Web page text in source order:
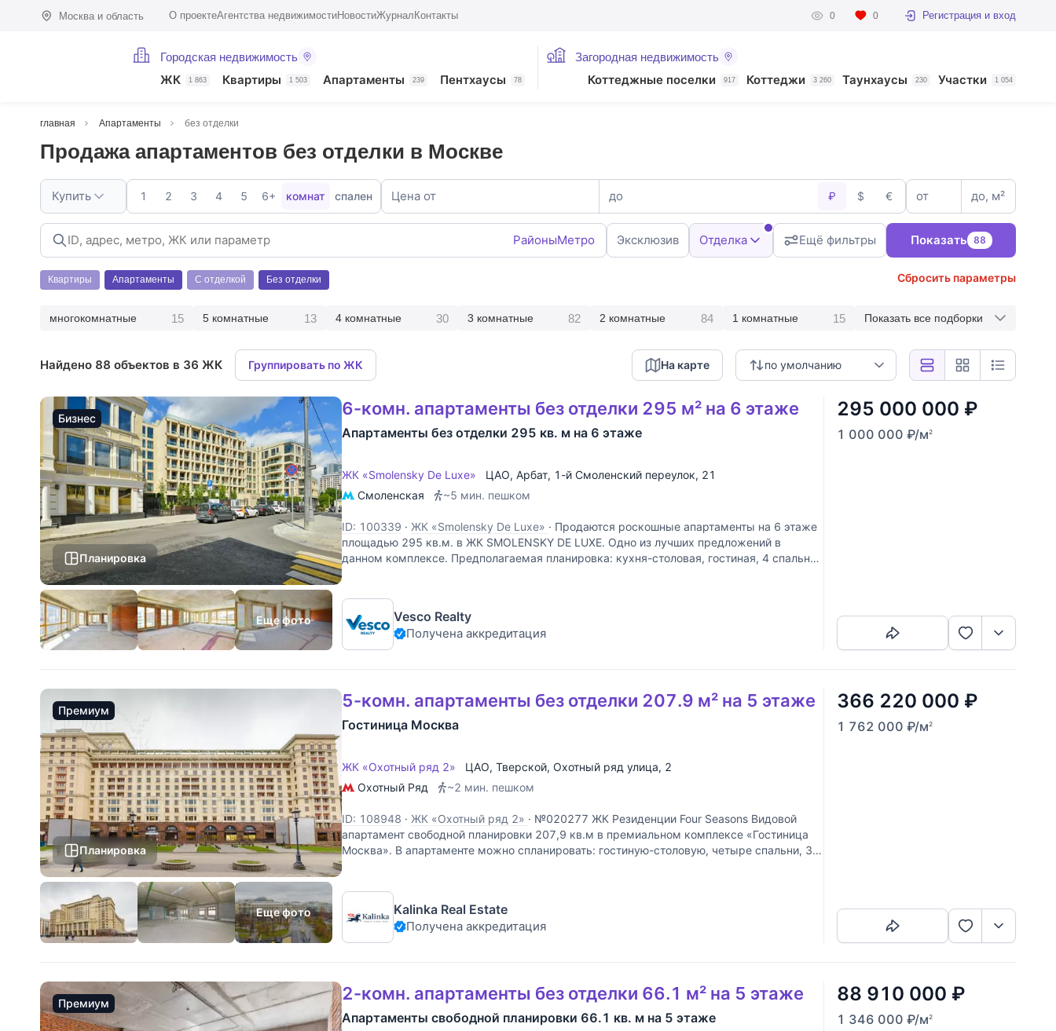
Москва и область О проектеАгентства недвижимостиНовостиЖурнал Контакты 0 0 Регистрация и вход
Городская недвижимость
ЖК 1 863 Квартиры 1 503 Апартаменты 239 Пентхаусы 78
Загородная недвижимость
Коттеджные поселки 917 Коттеджи 3 260 Таунхаусы 230 Участки 1 054
главная Апартаменты без отделки
Продажа апартаментов без отделки в Москве
Купить 1 2 3 4 5 6+ комнат спален Цена от до ₽ $ € от до, м²
РайоныМетро Эксклюзив Отделка Ещё фильтры Показать 88
Квартиры Апартаменты С отделкой Без отделки Сбросить параметры
многокомнатные 15 5 комнатные 13 4 комнатные 30 3 комнатные 82 2 комнатные 84 1 комнатные 15 Показать все подборки
Найдено 88 объектов в 36 ЖК Группировать по ЖК по умолчанию
На карте
Бизнес
Планировка
Еще фото
6-комн. апартаменты без отделки 295 м² на 6 этаже
Апартаменты без отделки 295 кв. м на 6 этаже
ЖК «Smolensky De Luxe» ЦАО, Арбат, 1-й Смоленский переулок, 21
Смоленская
~5 мин. пешком
ID: 100339 · ЖК «Smolensky De Luxe» · Продаются роскошные апартаменты на 6 этаже
площадью 295 кв.м. в ЖК SMOLENSKY DE LUXE. Одно из лучших предложений в
данном комплексе. Предполагаемая планировка: кухня-столовая, гостиная, 4 спальни,
Vesco Realty
Получена аккредитация
295 000 000 ₽
1 000 000 ₽/м2
Премиум
Планировка
Еще фото
5-комн. апартаменты без отделки 207.9 м² на 5 этаже
Гостиница Москва
ЖК «Охотный ряд 2» ЦАО, Тверской, Охотный ряд улица, 2
Охотный Ряд
~2 мин. пешком
ID: 108948 · ЖК «Охотный ряд 2» · №020277 ЖК Резиденции Four Seasons Видовой
апартамент свободной планировки 207,9 кв.м в премиальном комплексе «Гостиница
Москва». В апартаменте можно спланировать: гостиную-столовую, четыре спальни, 3
Kalinka Real Estate
Получена аккредитация
366 220 000 ₽
1 762 000 ₽/м2
Премиум 2-комн. апартаменты без отделки 66.1 м² на 5 этаже
Апартаменты свободной планировки 66.1 кв. м на 5 этаже
88 910 000 ₽
1 346 000 ₽/м2